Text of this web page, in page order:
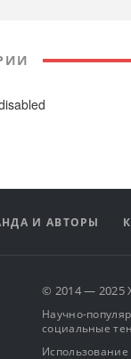
И АВТОРЫ
© 2014 —
Научно-
социальные